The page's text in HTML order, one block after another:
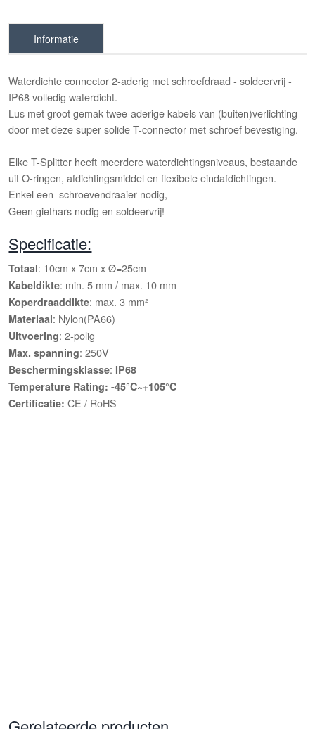
Informatie
Waterdichte connector 2-aderig met schroefdraad - soldeervrij -
IP68 volledig waterdicht.
Lus met groot gemak twee-aderige kabels van (buiten)verlichting
door met deze super solide T-connector met schroef bevestiging.
Elke T-Splitter heeft meerdere waterdichtingsniveaus, bestaande
uit O-ringen, afdichtingsmiddel en flexibele eindafdichtingen.
Enkel een schroevendraaier nodig,
Geen giethars nodig en soldeervrij!
Specificatie:
Totaal: 10cm x 7cm x Ø=25cm
Kabeldikte: min. 5 mm / max. 10 mm
Koperdraaddikte: max. 3 mm²
Materiaal: Nylon(PA66)
Uitvoering: 2-polig
Max. spanning: 250V
Beschermingsklasse: IP68
Temperature Rating: -45°C~+105°C
Certificatie:CE / RoHS